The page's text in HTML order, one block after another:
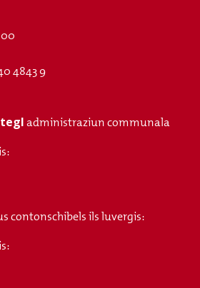
00
4843 9
administraziun communala
contonschibels ils luvergis: